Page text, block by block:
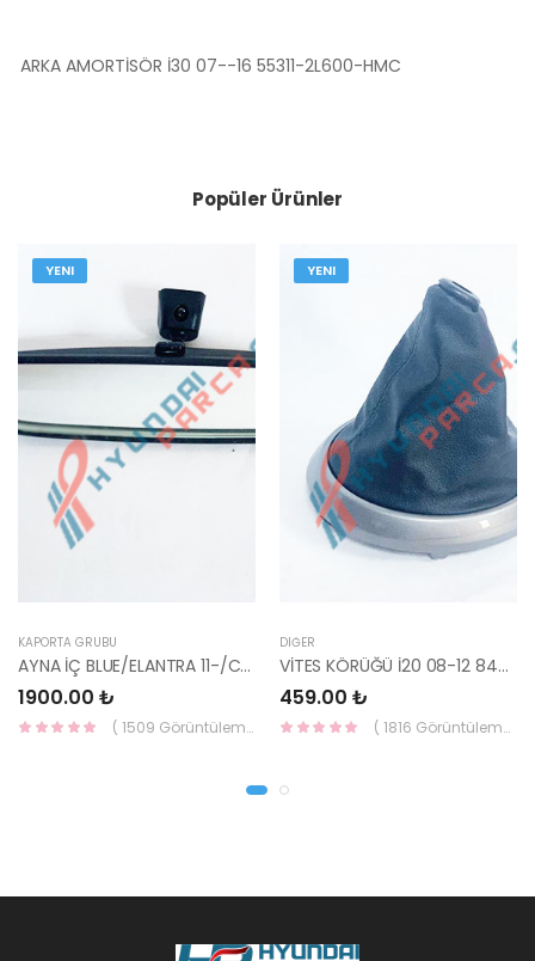
ARKA AMORTİSÖR İ30 07--16 55311-2L600-HMC
Popüler Ürünler
YENI
KAPORTA GRUBU
AYNA İÇ BLUE/ELANTRA 11-/CEED 10-/RİO 12-/SPORTAGE 11- 85101-3X100-HMC
1900.00 ₺
( 1509 Görüntüleme )
YENI
DIĞER
VİTES KÖRÜĞÜ İ20 08-12 84640-1J000-YS
459.00 ₺
( 1816 Görüntüleme )